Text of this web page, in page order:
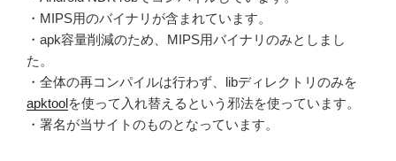
・MIPS用のバイナリが含まれています。
・apk容量削減のため、MIPS用バイナリのみとしまし
た。
・全体の再コンパイルは行わず、libディレクトリのみを
apktoolを使って入れ替えるという邪法を使っています。
・署名が当サイトのものとなっています。